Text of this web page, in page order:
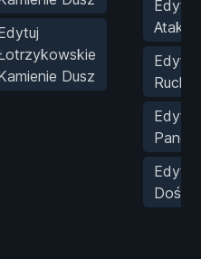
Dusz
Edytuj
Ataku
Edytuj
Ruchu
Edytuj
Edytuj